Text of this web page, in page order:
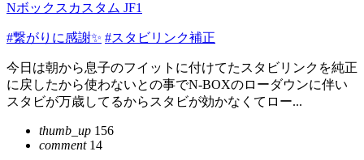
Nボックスカスタム JF1
#繋がりに感謝✨ #スタビリンク補正
今日は朝から息子のフイットに付けてたスタビリンクを純正
に戻したから使わないとの事でN-BOXのローダウンに伴い
スタビが万歳してるからスタビが効かなくてロー...
thumb_up 156
comment14